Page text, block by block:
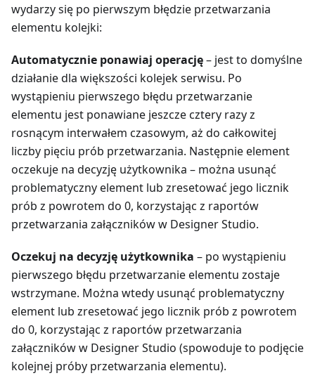
wydarzy się po pierwszym błędzie przetwarzania
elementu kolejki:
Automatycznie ponawiaj operację– jest to domyślne
działanie dla większości kolejek serwisu. Po
wystąpieniu pierwszego błędu przetwarzanie
elementu jest ponawiane jeszcze cztery razy z
rosnącym interwałem czasowym, aż do całkowitej
liczby pięciu prób przetwarzania. Następnie element
oczekuje na decyzję użytkownika – można usunąć
problematyczny element lub zresetować jego licznik
prób z powrotem do 0, korzystając z raportów
przetwarzania załączników w Designer Studio.
Oczekuj na decyzję użytkownika – po wystąpieniu
pierwszego błędu przetwarzanie elementu zostaje
wstrzymane. Można wtedy usunąć problematyczny
element lub zresetować jego licznik prób z powrotem
do 0, korzystając z raportów przetwarzania
załączników w Designer Studio (spowoduje to podjęcie
kolejnej próby przetwarzania elementu).